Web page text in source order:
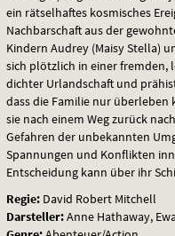
of
Oak
Street
ein rätselhaftes kosmisches
Nachbarschaft aus der
Kindern Audrey (Maisy Stella)
sich plötzlich in einer fremden,
dichter Urlandschaft und
dass die Familie nur überleben
sie nach einem Weg zurück
Gefahren der unbekannten
Spannungen und Konflikten
Entscheidung kann über ihr
Regie: David Robert Mitchell
Darsteller:Anne Hathaway,